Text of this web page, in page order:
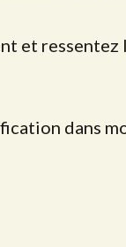
et ressentez
dans